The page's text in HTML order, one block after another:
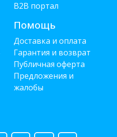
B2B портал
Помощь
Доставка и оплата
Гарантия и возврат
Публичная оферта
Предложения и
жалобы